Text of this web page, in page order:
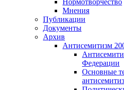
Нормотворчество
Мнения
Публикации
Документы
Архив
Антисемитизм
Федерации
Основные